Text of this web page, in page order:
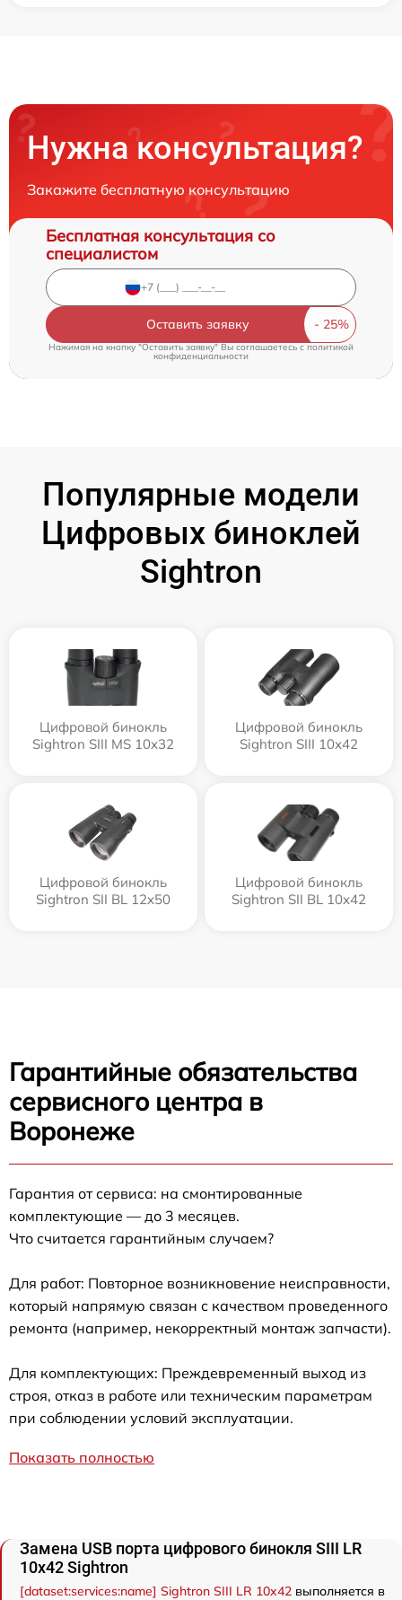
Нужна консультация?
Закажите бесплатную консультацию
Бесплатная консультация со
специалистом
Оставить заявку
Нажимая на кнопку "Оставить заявку" Вы соглашаетесь cполитикой
конфиденциальности
Популярные модели
Цифровых биноклей
Sightron
Цифровой бинокль
Sightron SIII MS 10x32
Цифровой бинокль
Sightron SIII 10x42
Цифровой бинокль
Sightron SII BL 12x50
Цифровой бинокль
Sightron SII BL 10x42
Гарантийные обязательства
сервисного центра в
Воронеже
Гарантия от сервиса: на смонтированные
комплектующие — до 3 месяцев.
Что считается гарантийным случаем?
Для работ: Повторное возникновение неисправности,
который напрямую связан с качеством проведенного
ремонта (например, некорректный монтаж запчасти).
Для комплектующих: Преждевременный выход из
строя, отказ в работе или техническим параметрам
при соблюдении условий эксплуатации.
Показать полностью
Замена USB порта цифрового бинокля SIII LR
10x42 Sightron
[dataset:services:name] Sightron SIII LR 10x42 выполняется в